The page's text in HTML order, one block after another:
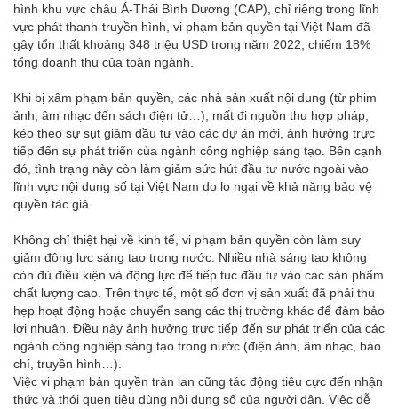
hình khu vực châu Á-Thái Bình Dương (CAP), chỉ riêng trong lĩnh
vực phát thanh-truyền hình, vi phạm bản quyền tại Việt Nam đã
gây tổn thất khoảng 348 triệu USD trong năm 2022, chiếm 18%
tổng doanh thu của toàn ngành.
Khi bị xâm phạm bản quyền, các nhà sản xuất nội dung (từ phim
ảnh, âm nhạc đến sách điện tử…), mất đi nguồn thu hợp pháp,
kéo theo sự sụt giảm đầu tư vào các dự án mới, ảnh hưởng trực
tiếp đến sự phát triển của ngành công nghiệp sáng tạo. Bên cạnh
đó, tình trạng này còn làm giảm sức hút đầu tư nước ngoài vào
lĩnh vực nội dung số tại Việt Nam do lo ngại về khả năng bảo vệ
quyền tác giả.
Không chỉ thiệt hại về kinh tế, vi phạm bản quyền còn làm suy
giảm động lực sáng tạo trong nước. Nhiều nhà sáng tạo không
còn đủ điều kiện và động lực để tiếp tục đầu tư vào các sản phẩm
chất lượng cao. Trên thực tế, một số đơn vị sản xuất đã phải thu
hẹp hoạt động hoặc chuyển sang các thị trường khác để đảm bảo
lợi nhuận. Điều này ảnh hưởng trực tiếp đến sự phát triển của các
ngành công nghiệp sáng tạo trong nước (điện ảnh, âm nhạc, báo
chí, truyền hình…).
Việc vi phạm bản quyền tràn lan cũng tác động tiêu cực đến nhận
thức và thói quen tiêu dùng nội dung số của người dân. Việc dễ